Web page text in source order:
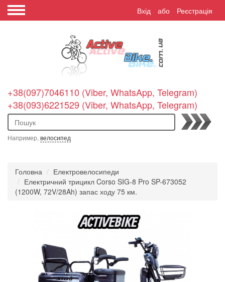
Вхід або Реєстрація
+38(097)7046110 (Viber, WhatsApp, Telegram)
+38(093)6221529 (Viber, WhatsApp, Telegram)
Пошук
Например, велосипед
Головна
Електровелосипеди
Електричний трицикл Corso SIG-8 Pro SP-673052
(1200W, 72V/28Ah) запас ходу 75 км.